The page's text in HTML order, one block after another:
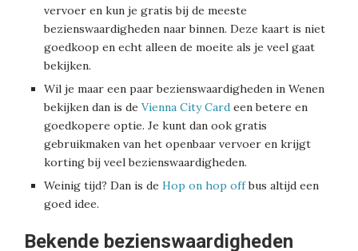
vervoer en kun je gratis bij de meeste
bezienswaardigheden naar binnen. Deze kaart is niet
goedkoop en echt alleen de moeite als je veel gaat
bekijken.
Wil je maar een paar bezienswaardigheden in Wenen
bekijken dan is de Vienna City Card een betere en
goedkopere optie. Je kunt dan ook gratis
gebruikmaken van het openbaar vervoer en krijgt
korting bij veel bezienswaardigheden.
Weinig tijd? Dan is de Hop on hop offbus altijd een
goed idee.
Bekende bezienswaardigheden